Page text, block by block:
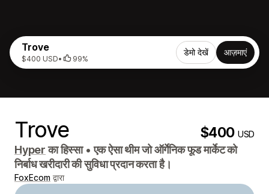
Trove
$400 USD• 99%
डेमो देखें आज़माएं
Trove $400USD
Hyperका हिस्सा • एक ऐसा थीम जो ऑर्गेनिक फूड मार्केट को
निर्बाध खरीदारी की सुविधा प्रदान करता है।
FoxEcom द्वारा